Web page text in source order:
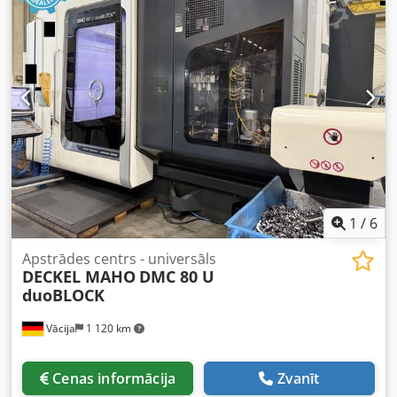
1 / 6
Vācija 1 120 km
Apstrādes centrs - universāls
DECKEL MAHO DMC 80 U
duoBLOCK
Cenas informācija Zvanīt